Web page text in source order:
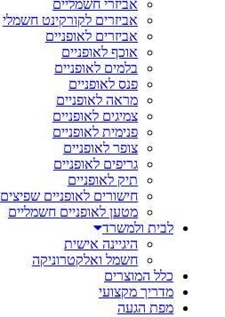
אביזרי חשמליים
אביזרים לקורקינט חשמלי
אביזרים לאופניים
אוכף לאופניים
בלמים לאופניים
פנס לאופניים
מראה לאופניים
צמיגים לאופניים
פנימית לאופניים
צופר לאופניים
גריפים לאופניים
תיק לאופניים
חישורים לאופניים שפיצים
מטען לאופניים חשמליים
לבית ולמשרד
היגיינה אישית
חשמל ואלקטרוניקה
כלל המוצרים
מדריך מקצועי
מפת הגעה